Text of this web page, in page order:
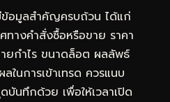
อมูลสำคัญครบถ้วน ได้แก่
ทางคำสั่งซื้อหรือขาย ราคา
ยกำไร ขนาดล็อต ผลลัพธ์
ในการเข้าเทรด ควรแนบ
นทึกด้วย เพื่อให้เวลาเปิด